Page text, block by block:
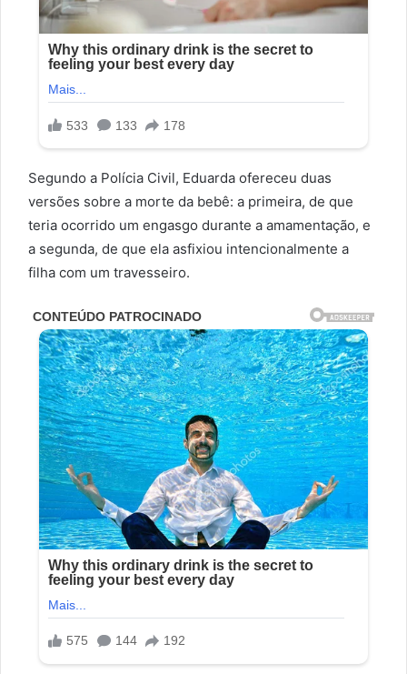
Segundo a Polícia Civil, Eduarda ofereceu duas
versões sobre a morte da bebê: a primeira, de que
teria ocorrido um engasgo durante a amamentação, e
a segunda, de que ela asfixiou intencionalmente a
filha com um travesseiro.